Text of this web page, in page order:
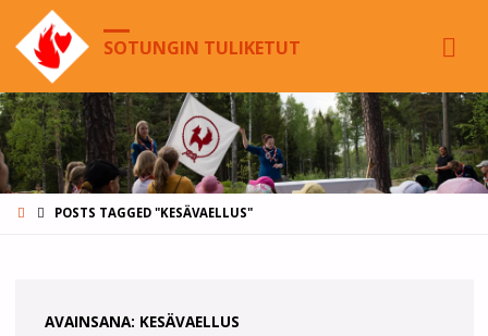
SOTUNGIN TULIKETUT
HOMEPOSTS TAGGED "KESÄVAELLUS"
AVAINSANA: KESÄVAELLUS